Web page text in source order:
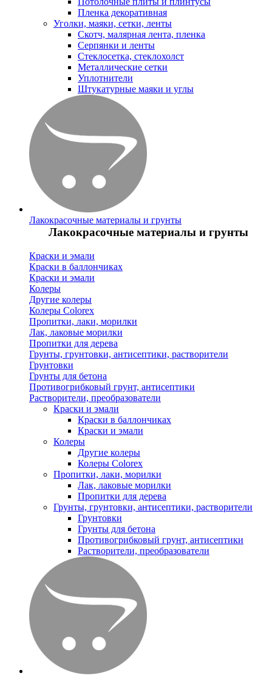
Пленка декоративная
Уголки, маяки, сетки, ленты
Скотч, малярная лента, пленка
Серпянки и ленты
Стеклосетка, стеклохолст
Металлические сетки
Уплотнители
Штукатурные маяки и углы
Лакокрасочные материалы и грунты
Лакокрасочные материалы и грунты
Краски и эмали
Краски в баллончиках
Краски и эмали
Колеры
Другие колеры
Колеры Colorex
Пропитки, лаки, морилки
Лак, лаковые морилки
Пропитки для дерева
Грунты, грунтовки, антисептики, растворители
Грунтовки
Грунты для бетона
Противогрибковый грунт, антисептики
Растворители, преобразователи
Краски и эмали
Краски в баллончиках
Краски и эмали
Колеры
Другие колеры
Колеры Colorex
Пропитки, лаки, морилки
Лак, лаковые морилки
Пропитки для дерева
Грунты, грунтовки, антисептики, растворители
Грунтовки
Грунты для бетона
Противогрибковый грунт, антисептики
Растворители, преобразователи